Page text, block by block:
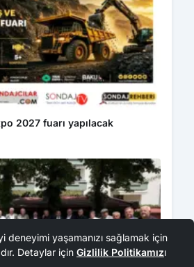
2027 fuarı yapılacak
deneyimi yaşamanızı sağlamak için
Detaylar için Gizlilik Politikamızı